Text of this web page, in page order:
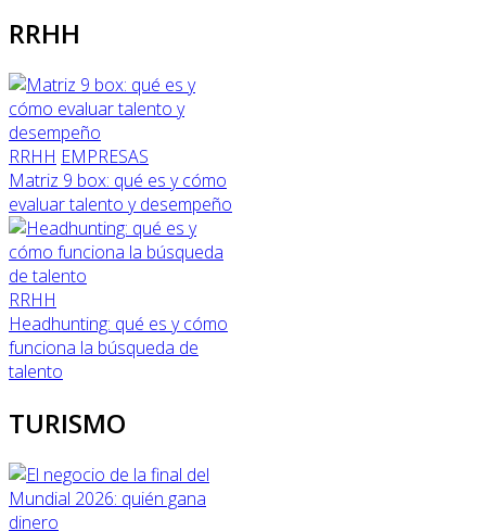
RRHH
RRHH EMPRESAS
Matriz 9 box: qué es y cómo
evaluar talento y desempeño
RRHH
Headhunting: qué es y cómo
funciona la búsqueda de
talento
TURISMO